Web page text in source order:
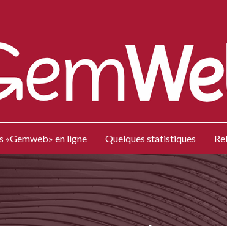
«Gemweb» en ligne Quelques statistiques